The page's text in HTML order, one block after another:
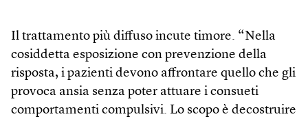
Il trattamento più diffuso incute timore. “Nella
cosiddetta esposizione con prevenzione della
risposta, i pazienti devono affrontare quello che gli
provoca ansia senza poter attuare i consueti
comportamenti compulsivi. Lo scopo è decostruire